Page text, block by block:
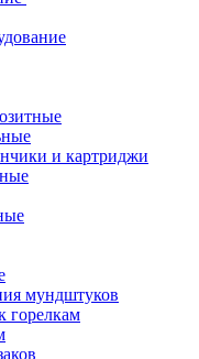
и картриджи
мундштуков
горелкам